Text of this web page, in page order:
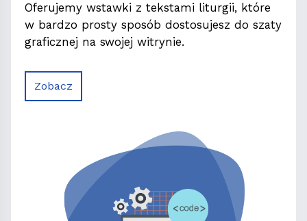
Oferujemy wstawki z tekstami liturgii, które
w bardzo prosty sposób dostosujesz do szaty
graficznej na swojej witrynie.
Zobacz